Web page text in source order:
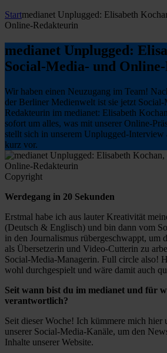
Startmedianet Unplugged: Elisabeth
Online-Redakteurin
medianet Unplugged:
Social-Media- und
Wir haben einen Neuzugang im Team!
der Berliner Medienwelt ist sie jetzt
Redakteurin im medianet: Elisabeth
sofort um alles, was mit unserer Online-
stellt sich in unserem Unplugged-Interview
kurz vor.
Copyright
Werdegang in 20 Sekunden
Erstmal habe ich aus lauter Kreativität
(Deutsch & Englisch) und bin dann vom
in den Journalismus rübergeschwappt, um
als Übersetzerin und Video-Cutterin zu
Social-Media-Managerin. Full circle also!
wohl durchgespielt und wäre damit auch
Seit wann bist du im medianet und für
verantwortlich?
Seit dieser Woche! Ich kümmere mich hier
unserer Social-Media-Kanäle, um den
Inhalte unserer Website.